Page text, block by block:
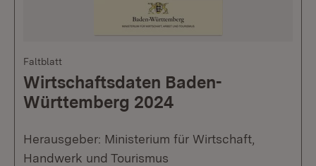
Faltblatt
Wirtschaftsdaten Baden-
Württemberg 2024
Herausgeber: Ministerium für Wirtschaft,
Handwerk und Tourismus